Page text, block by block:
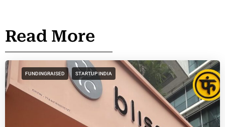
Read More
FUNDINGRAISED STARTUP INDIA